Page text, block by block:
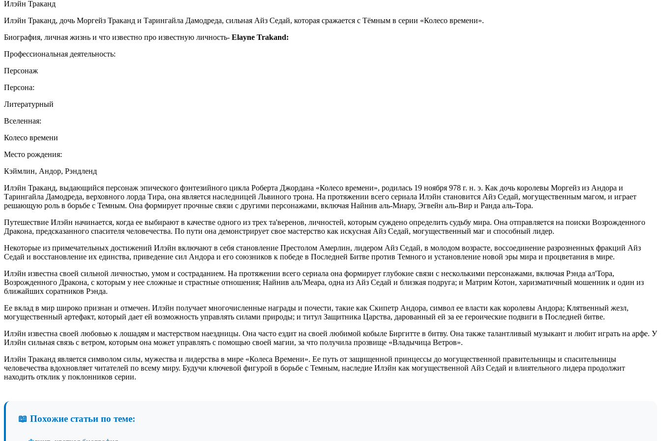
Илэйн Траканд
Илэйн Траканд, дочь Моргейз Траканд и Тарингайла Дамодреда, сильная Айз Седай, которая сражается с Тёмным в серии «Колесо времени».
Биография, личная жизнь и что известно про известную личность- Elayne Trakand:
Профессиональная деятельность:
Персонаж
Персона:
Литературный
Вселенная:
Колесо времени
Место рождения:
Кэймлин, Андор, Рэндленд
Илэйн Траканд, выдающийся персонаж эпического фэнтезийного цикла Роберта Джордана «Колесо времени», родилась 19 ноября 978 г. н. э. Как дочь королевы Моргейз из Андора и
Тарингайла Дамодреда, верховного лорда Тира, она является наследницей Львиного трона. На протяжении всего сериала Илэйн становится Айз Седай, могущественным магом, и играет
решающую роль в борьбе с Темным. Она формирует прочные связи с другими персонажами, включая Найнив аль-Миару, Эгвейн аль-Вир и Ранда аль-Тора.
Путешествие Илэйн начинается, когда ее выбирают в качестве одного из трех та'веренов, личностей, которым суждено определить судьбу мира. Она отправляется на поиски Возрожденного
Дракона, предсказанного спасителя человечества. По пути она демонстрирует свое мастерство как искусная Айз Седай, могущественный маг и способный лидер.
Некоторые из примечательных достижений Илэйн включают в себя становление Престолом Амерлин, лидером Айз Седай, в молодом возрасте, воссоединение разрозненных фракций Айз
Седай и восстановление их единства, приведение сил Андора и его союзников к победе в Последней Битве против Темного и установление новой эры мира и процветания в мире.
Илэйн известна своей сильной личностью, умом и состраданием. На протяжении всего сериала она формирует глубокие связи с несколькими персонажами, включая Рэнда ал'Тора,
Возрожденного Дракона, с которым у нее сложные и страстные отношения; Найнив аль'Меара, одна из Айз Седай и близкая подруга; и Матрим Котон, харизматичный мошенник и один из
ближайших соратников Рэнда.
Ее вклад в мир широко признан и отмечен. Илэйн получает многочисленные награды и почести, такие как Скипетр Андора, символ ее власти как королевы Андора; Клятвенный жезл,
могущественный артефакт, который дает ей возможность управлять силами природы; и титул Защитника Царства, дарованный ей за ее героические подвиги в Последней битве.
Илэйн известна своей любовью к лошадям и мастерством наездницы. Она часто ездит на своей любимой кобыле Биргитте в битву. Она также талантливый музыкант и любит играть на арфе. У
Илэйн сильная связь с ветром, которым она может управлять с помощью своей магии, за что получила прозвище «Владычица Ветров».
Илэйн Траканд является символом силы, мужества и лидерства в мире «Колеса Времени». Ее путь от защищенной принцессы до могущественной правительницы и спасительницы
человечества вдохновляет читателей по всему миру. Будучи ключевой фигурой в борьбе с Темным, наследие Илэйн как могущественной Айз Седай и влиятельного лидера продолжит
находить отклик у поклонников серии.
📖 Похожие статьи по теме: